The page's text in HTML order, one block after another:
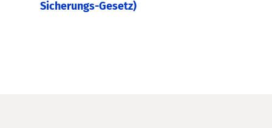
Sicherungs-Gesetz)